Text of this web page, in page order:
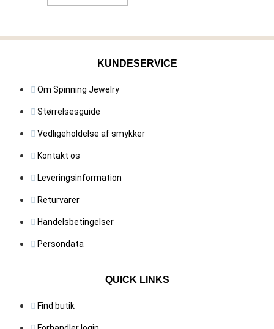
vare
flere
Mulighederne
KUNDESERVICE
Om Spinning Jewelry
Størrelsesguide
Vedligeholdelse af smykker
Kontakt os
Leveringsinformation
Returvarer
Handelsbetingelser
Persondata
QUICK LINKS
Find butik